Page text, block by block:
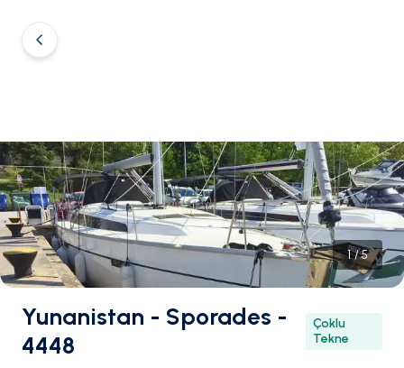
1/5
Yunanistan - Sporades -
4448
Çoklu
Tekne